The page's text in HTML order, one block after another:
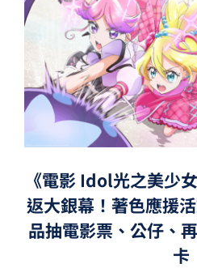
《電影 Idol光之美少
返大銀幕！著色應援
品抽電影票、公仔、
卡